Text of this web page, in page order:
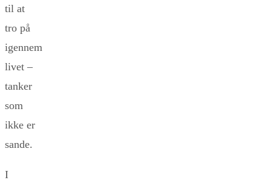
til at
tro på
igennem
livet –
tanker
som
ikke er
sande.
I